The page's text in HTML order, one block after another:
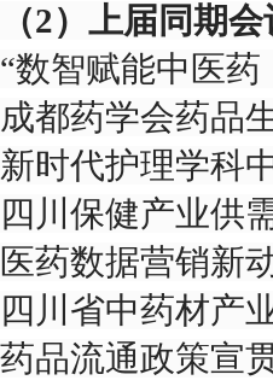
（2）上届同期
“数智赋能中医
成都药学会药品
新时代护理学科
四川保健产业供
医药数据营销新
四川省中药材产
药品流通政策宣